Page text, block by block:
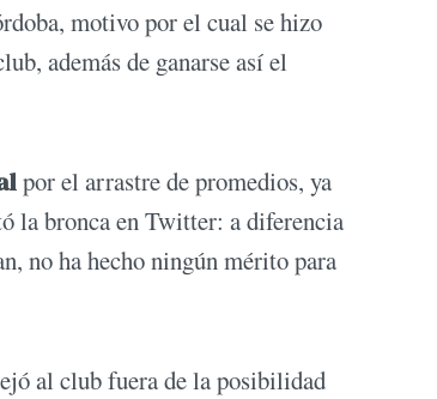
motivo por el cual se hizo
además de ganarse así el
por el arrastre de promedios, ya
la bronca en Twitter: a diferencia
no ha hecho ningún mérito para
al club fuera de la posibilidad